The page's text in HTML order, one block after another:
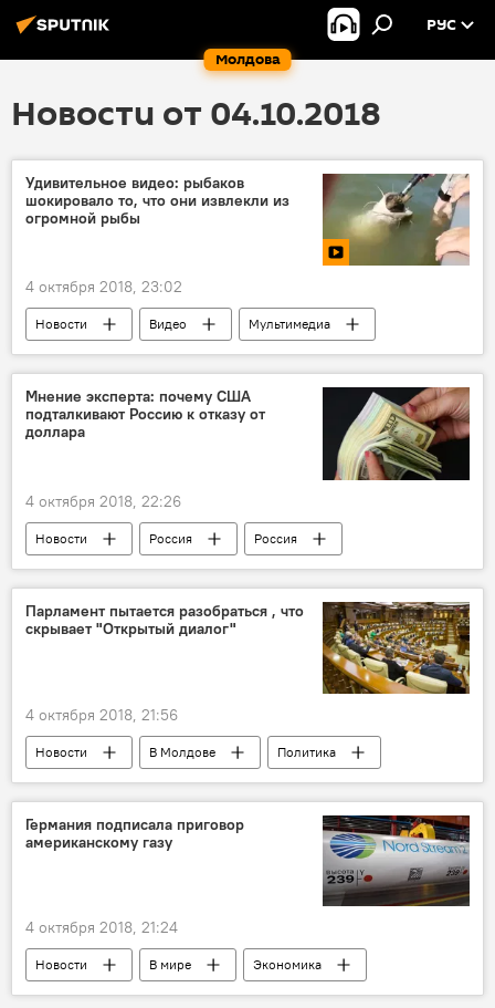
Молдова
РУС
Новости от 04.10.2018
Удивительное видео: рыбаков
шокировало то, что они извлекли из
огромной рыбы
4 октября 2018, 23:02
Новости Видео
Мультимедиа
уловки
Лучшее видео из сети
Мнение эксперта: почему США
подталкивают Россию к отказу от
доллара
4 октября 2018, 22:26
Новости Россия
Россия
США
экономика России
доллар
Парламент пытается разобраться , что
скрывает "Открытый диалог"
4 октября 2018, 21:56
Новости В Молдове
Политика
НПО
Парламент
Германия подписала приговор
американскому газу
4 октября 2018, 21:24
Новости В мире
Экономика
Россия
США
Москва